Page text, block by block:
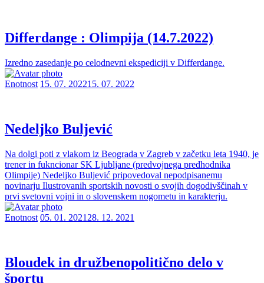
Differdange : Olimpija (14.7.2022)
Izredno zasedanje po celodnevni ekspediciji v Differdange.
Enotnost 15. 07. 202215. 07. 2022
Nedeljko Buljević
Na dolgi poti z vlakom iz Beograda v Zagreb v začetku leta 1940, je
trener in fukncionar SK Ljubljane (predvojnega predhodnika
Olimpije) Nedeljko Buljević pripovedoval nepodpisanemu
novinarju Ilustrovanih sportskih novosti o svojih dogodivščinah v
prvi svetovni vojni in o slovenskem nogometu in karakterju.
Enotnost 05. 01. 2021 28. 12. 2021
Bloudek in družbenopolitično delo v
športu